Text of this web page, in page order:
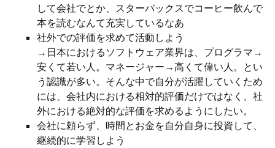
して会社でとか、スターバックスでコーヒー飲んで
本を読むなんて充実しているなあ
社外での評価を求めて活動しよう
→日本におけるソフトウェア業界は、プログラマ→
安くて若い人。マネージャー→高くて偉い人。とい
う認識が多い。そんな中で自分が活躍していくため
には、会社内における相対的評価だけではなく、社
外における絶対的な評価を求めるようにしたい。
会社に頼らず、時間とお金を自分自身に投資して、
継続的に学習しよう